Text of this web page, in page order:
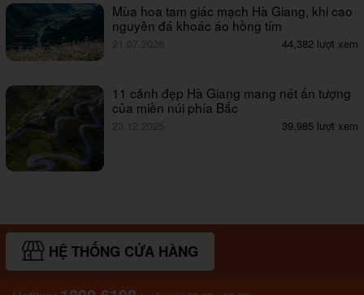
Mùa hoa tam giác mạch Hà Giang, khi cao
nguyên đá khoác áo hồng tím
21.07.2026 44,382 lượt xem
11 cảnh đẹp Hà Giang mang nét ấn tượng
của miền núi phía Bắc
23.12.2025 39,985 lượt xem
HỆ THỐNG CỬA HÀNG